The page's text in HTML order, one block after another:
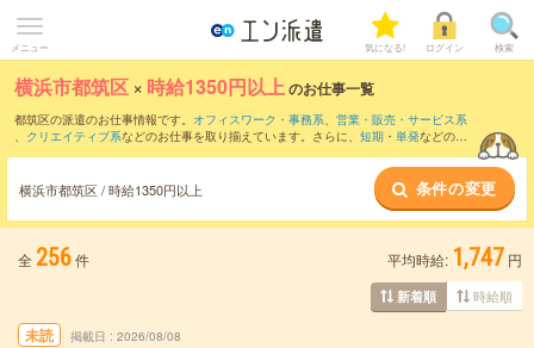
メニュー 気になる! ログイン 検索
横浜市都筑区 × 時給1350円以上のお仕事一覧
都筑区の派遣のお仕事情報です。 オフィスワーク・事務系、 営業・販売・サービス系
、 クリエイティブ系などのお仕事を取り揃えています。さらに、 短期 ・ 単発などの期
横浜市都筑区 / 時給1350円以上 条件の変更
全 256件 平均時給: 1,747 円
新着順 時給順
未読 掲載日 2026/08/08